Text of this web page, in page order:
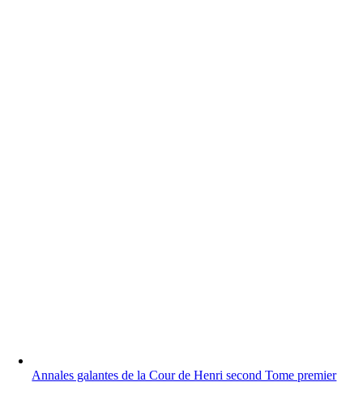
Annales galantes de la Cour de Henri second Tome premier